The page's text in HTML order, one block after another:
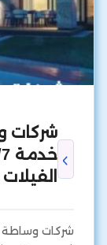
شركات
شركات وساطة